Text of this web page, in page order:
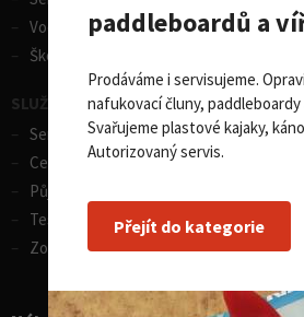
Vodácká půjčovna lodí
Škola eskymování
SLUŽBY - zimní sporty
Servis lyží
Celosezonní půjčovna lyží
Půjčovna lyží
Test centrum SPORTEN
Zobrazit vše
paddleboardů a
Prodáváme i servisujeme.
nafukovací čluny, paddleboardy
Svařujeme plastové kajaky,
Autorizovaný servis.
Přejít do kategorie